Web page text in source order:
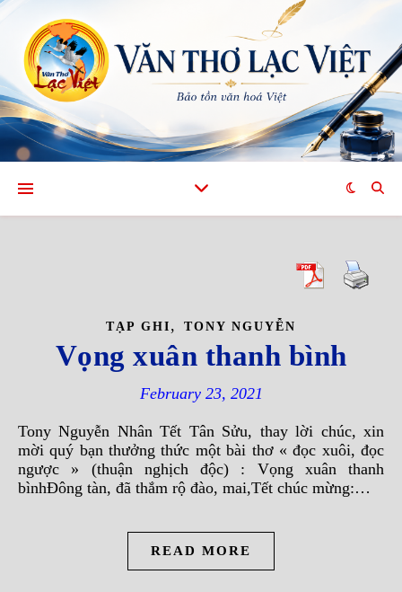
TẠP GHI , TONY NGUYỄN
Vọng xuân thanh bình
February 23, 2021
Tony Nguyễn Nhân Tết Tân Sửu, thay lời chúc, xin
mời quý bạn thưởng thức một bài thơ « đọc xuôi, đọc
ngược » (thuận nghịch độc) : Vọng xuân thanh
bìnhÐông tàn, đã thắm rộ đào, mai,Tết chúc mừng:…
READ MORE